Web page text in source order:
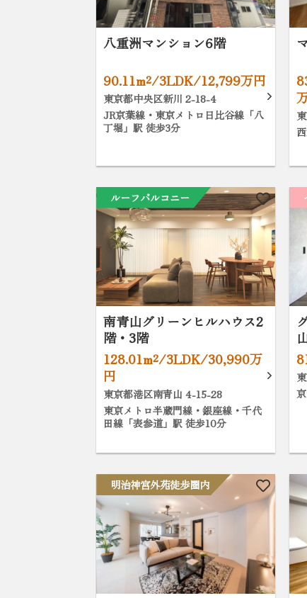
八重洲マンション6階
90.11m²/3LDK/12,799万円
東京都中央区新川 2-18-4
JR京葉線・東京メトロ日比谷線「八
丁堀」駅 徒歩3分
ルーフバルコニー
南青山グリーンヒルハウス2
階・3階
128.01m²/3LDK/30,990万
円
東京都港区南青山 4-15-28
東京メトロ半蔵門線・銀座線・千代
田線「表参道」駅 徒歩10分
明治神宮外苑徒歩圏内